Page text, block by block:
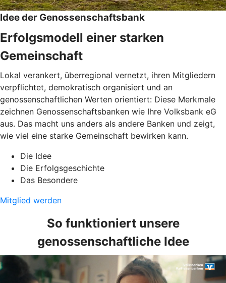
Idee der Genossenschaftsbank
Erfolgsmodell einer starken
Gemeinschaft
Lokal verankert, überregional vernetzt, ihren Mitgliedern
verpflichtet, demokratisch organisiert und an
genossenschaftlichen Werten orientiert: Diese Merkmale
zeichnen Genossenschaftsbanken wie Ihre Volksbank eG
aus. Das macht uns anders als andere Banken und zeigt,
wie viel eine starke Gemeinschaft bewirken kann.
Die Idee
Die Erfolgsgeschichte
Das Besondere
Mitglied werden
So funktioniert unsere
genossenschaftliche Idee